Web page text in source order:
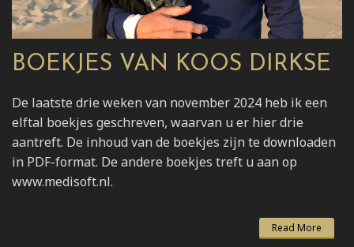
BOEKJES VAN KOOS DIRKSE
De laatste drie weken van november 2024 heb ik een
elftal boekjes geschreven, waarvan u er hier drie
aantreft. De inhoud van de boekjes zijn te downloaden
in PDF-format. De andere boekjes treft u aan op
www.medisoft.nl.
Read More